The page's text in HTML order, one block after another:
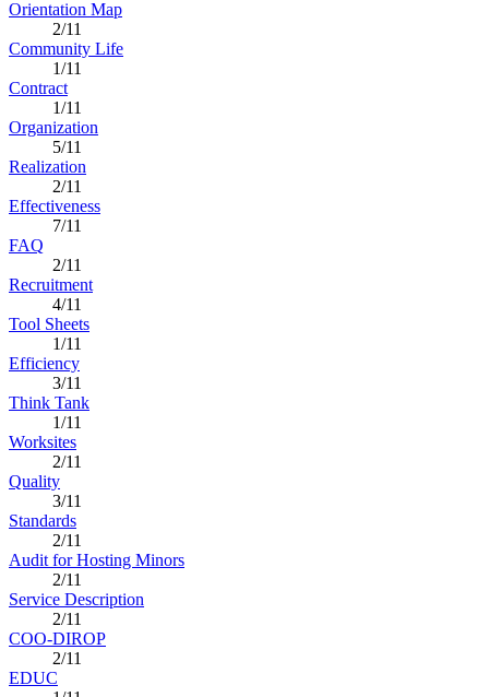
Orientation Map
2/11
Community Life
1/11
Contract
1/11
Organization
5/11
Realization
2/11
Effectiveness
7/11
FAQ
2/11
Recruitment
4/11
Tool Sheets
1/11
Efficiency
3/11
Think Tank
1/11
Worksites
2/11
Quality
3/11
Standards
2/11
Audit for Hosting Minors
2/11
Service Description
2/11
COO-DIROP
2/11
EDUC